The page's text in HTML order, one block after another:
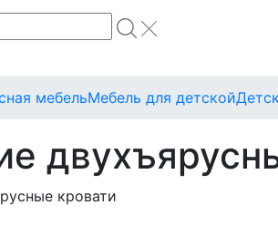
мебельМебель для детской
кровати